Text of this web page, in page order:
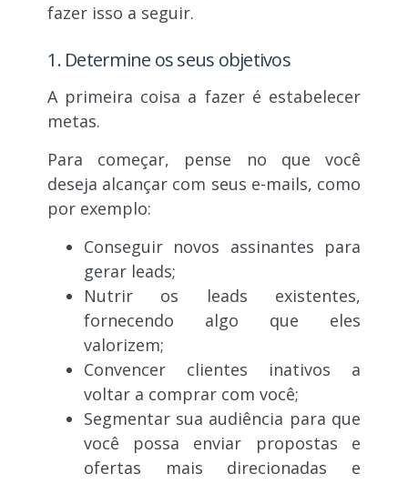
fazer isso a seguir.
1. Determine os seus objetivos
A primeira coisa a fazer é estabelecer
metas.
Para começar, pense no que você
deseja alcançar com seus e-mails, como
por exemplo:
Conseguir novos assinantes para
gerar leads;
Nutrir os leads existentes,
fornecendo algo que eles
valorizem;
Convencer clientes inativos a
voltar a comprar com você;
Segmentar sua audiência para que
você possa enviar propostas e
ofertas mais direcionadas e